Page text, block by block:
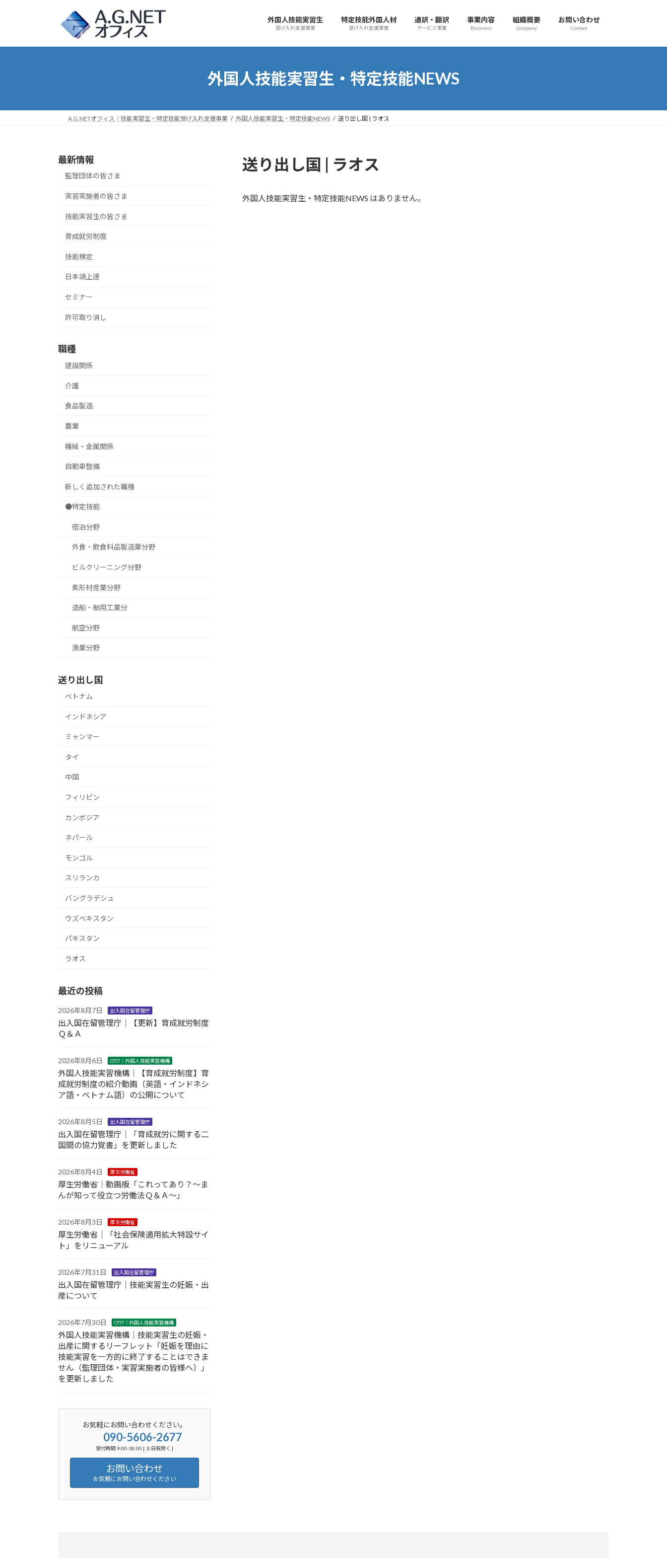
プ
動
外国人技能実習生
受け入れ支援事業
特定技能外国人材
受け入れ支援事業
通訳・翻訳
サービス事業
事業内容
Business
組織概要
Company
お問い合わせ
Contact
外国人技能実習生・特定技能NEWS
A.G.NETオフィス｜技能実習生・特定技能受け入れ支援事業 外国人技能実習生・特定技能NEWS 送り出し国 | ラオス
送り出し国 | ラオス
外国人技能実習生・特定技能NEWS はありません。
最新情報
監理団体の皆さま
実習実施者の皆さま
技能実習生の皆さま
育成就労制度
技能検定
日本語上達
セミナー
許可取り消し
職種
建設関係
介護
食品製造
農業
機械・金属関係
自動車整備
新しく追加された職種
●特定技能
宿泊分野
外食・飲食料品製造業分野
ビルクリーニング分野
素形材産業分野
造船・舶用工業分
航空分野
漁業分野
送り出し国
ベトナム
インドネシア
ミャンマー
タイ
中国
フィリピン
カンボジア
ネパール
モンゴル
スリランカ
バングラデシュ
ウズベキスタン
パキスタン
ラオス
最近の投稿
2026年8月7日 出入国在留管理庁
出入国在留管理庁｜【更新】育成就労制度
Ｑ＆Ａ
2026年8月6日 OTIT｜外国人技能実習機構
外国人技能実習機構｜【育成就労制度】育
成就労制度の紹介動画（英語・インドネシ
ア語・ベトナム語）の公開について
2026年8月5日 出入国在留管理庁
出入国在留管理庁｜「育成就労に関する二
国間の協力覚書」を更新しました
2026年8月4日 厚生労働省
厚生労働省｜動画版「これってあり？～ま
んが知って役立つ労働法Ｑ＆Ａ～」
2026年8月3日 厚生労働省
厚生労働省｜「社会保険適用拡大特設サイ
ト」をリニューアル
2026年7月31日 出入国在留管理庁
出入国在留管理庁｜技能実習生の妊娠・出
産について
2026年7月30日 OTIT｜外国人技能実習機構
外国人技能実習機構｜技能実習生の妊娠・
出産に関するリーフレット「妊娠を理由に
技能実習を一方的に終了することはできま
せん（監理団体・実習実施者の皆様へ）」
を更新しました
お気軽にお問い合わせください。
090-5606-2677
受付時間 9:00-18:00 [ 土日祝除く ]
お問い合わせ
お気軽にお問い合わせください